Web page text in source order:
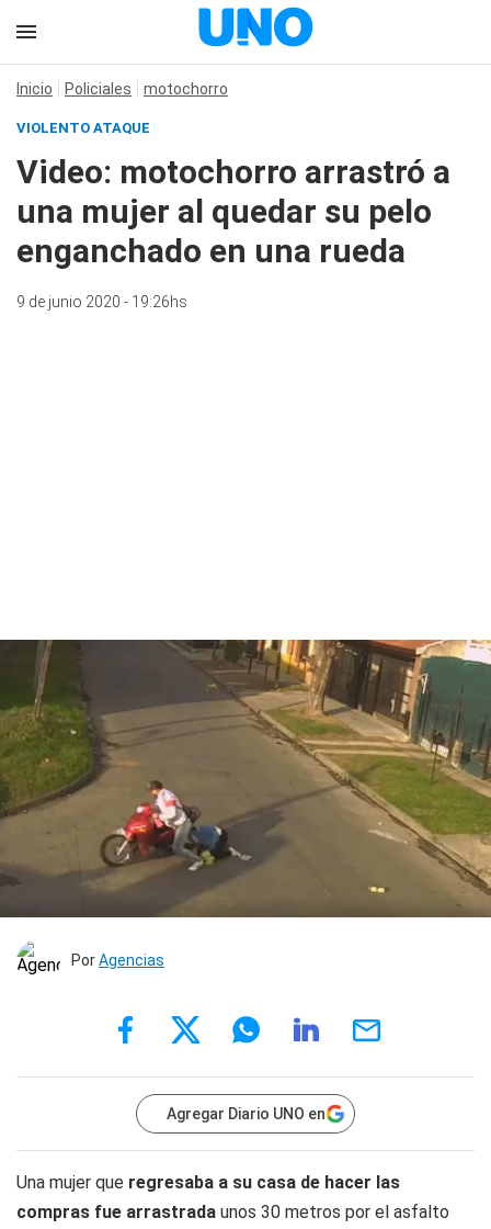
Inicio Policiales motochorro
VIOLENTO ATAQUE
Video: motochorro arrastró a
una mujer al quedar su pelo
enganchado en una rueda
9 de junio 2020 - 19:26hs
PorAgencias
Agregar Diario UNO en
Una mujer que regresaba a su casa de hacer las
compras fue arrastrada unos 30 metros por el asfalto